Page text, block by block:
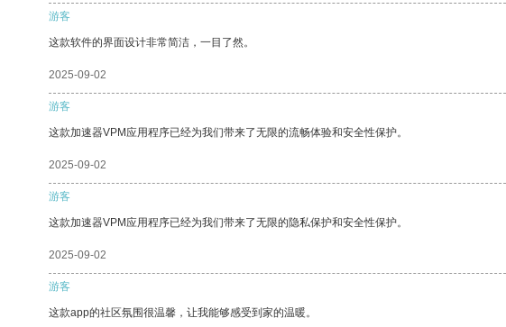
游客
这款软件的界面设计非常简洁，一目了然。
2025-09-02
游客
这款加速器VPM应用程序已经为我们带来了无限的流畅体验和安全性保护。
2025-09-02
游客
这款加速器VPM应用程序已经为我们带来了无限的隐私保护和安全性保护。
2025-09-02
游客
这款app的社区氛围很温馨，让我能够感受到家的温暖。